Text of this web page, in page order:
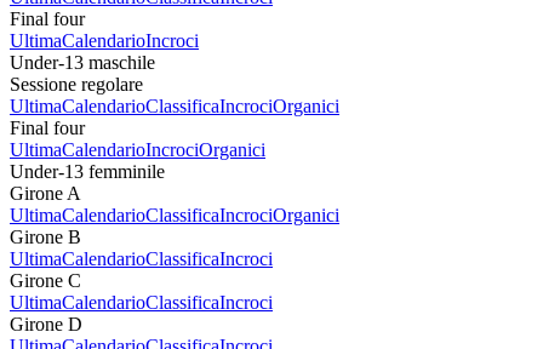
Final four
UltimaCalendarioIncroci
Under-13 maschile
Sessione regolare
UltimaCalendarioClassificaIncrociOrganici
Final four
UltimaCalendarioIncrociOrganici
Under-13 femminile
Girone A
UltimaCalendarioClassificaIncrociOrganici
Girone B
UltimaCalendarioClassificaIncroci
Girone C
UltimaCalendarioClassificaIncroci
Girone D